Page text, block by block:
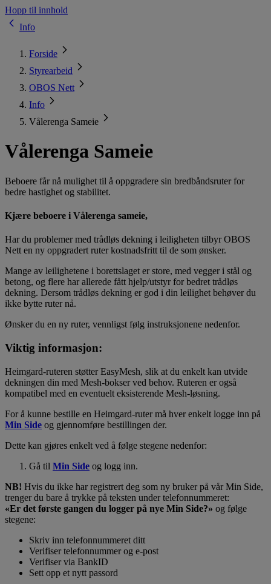
Hopp til innhold
Info
Forside
Styrearbeid
OBOS Nett
Info
Vålerenga Sameie
Vålerenga Sameie
Beboere får nå mulighet til å oppgradere sin bredbåndsruter for
bedre hastighet og stabilitet.
Kjære beboere i Vålerenga sameie,
Har du problemer med trådløs dekning i leiligheten tilbyr OBOS
Nett en ny oppgradert ruter kostnadsfritt til de som ønsker.
Mange av leilighetene i borettslaget er store, med vegger i stål og
betong, og flere har allerede fått hjelp/utstyr for bedret trådløs
dekning. Dersom trådløs dekning er god i din leilighet behøver du
ikke bytte ruter nå.
Ønsker du en ny ruter, vennligst følg instruksjonene nedenfor.
Viktig informasjon:
Heimgard-ruteren støtter EasyMesh, slik at du enkelt kan utvide
dekningen din med Mesh-bokser ved behov. Ruteren er også
kompatibel med en eventuelt eksisterende Mesh-løsning.
For å kunne bestille en Heimgard-ruter må hver enkelt logge inn på
Min Side og gjennomføre bestillingen der.
Dette kan gjøres enkelt ved å følge stegene nedenfor:
Gå til Min Side og logg inn.
NB! Hvis du ikke har registrert deg som ny bruker på vår Min Side,
trenger du bare å trykke på teksten under telefonnummeret:
«Er det første gangen du logger på nye Min Side?» og følge
stegene:
Skriv inn telefonnummeret ditt
Verifiser telefonnummer og e-post
Verifiser via BankID
Sett opp et nytt passord